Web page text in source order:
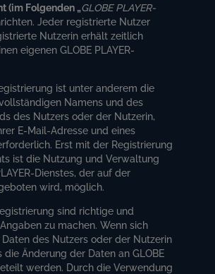
(im Folgenden „GLOBE PLAYER-
Jeder registrierte Nutzer
Nutzerin erhält zeitlich
eigenen GLOBE PLAYER-
ist unter anderem die
Namens und des
des Nutzers oder der Nutzerin,
E-Mail-Adresse und eines
Erst mit der Registrierung
ist die Nutzung und Verwaltung
Dienstes, der auf der
wird, möglich.
sind richtige und
zu machen. Wenn sich
des Nutzers oder der Nutzerin
die Änderung der Daten an GLOBE
werden. Durch die Verwendung